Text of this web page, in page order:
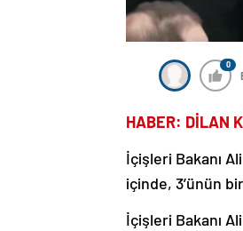
0
HABER: DİLAN
İçişleri Bakanı
içinde, 3’ünün
İçişleri Bakanı